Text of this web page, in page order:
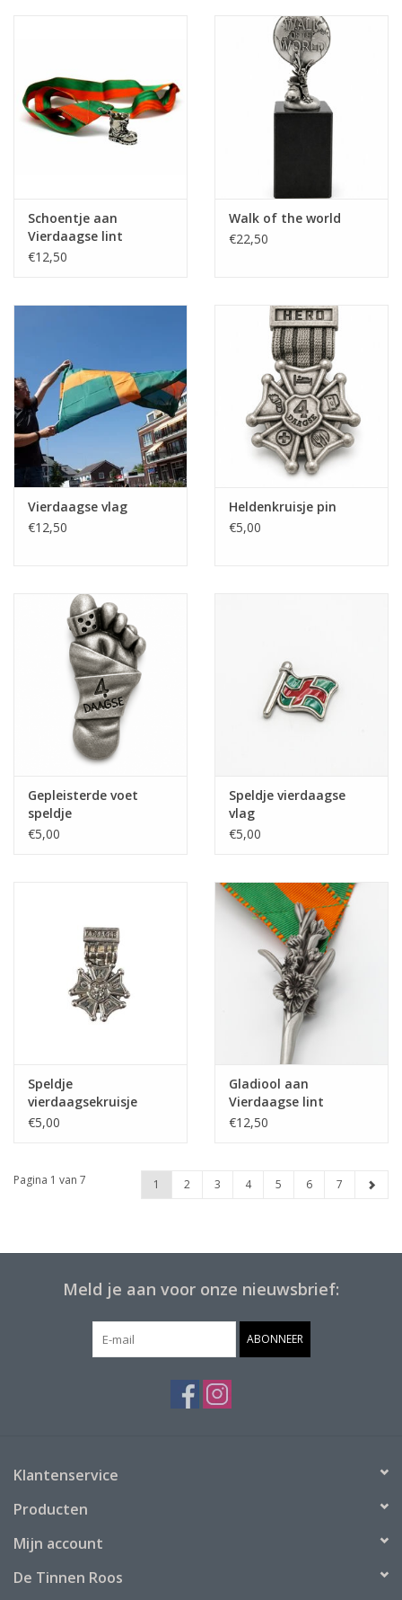
Schoentje aan
Vierdaagse lint
€12,50
Walk of the world
€22,50
Vierdaagse vlag
€12,50
Heldenkruisje pin
€5,00
Gepleisterde voet
speldje
€5,00
Speldje vierdaagse
vlag
€5,00
Speldje
vierdaagsekruisje
glanzend
€5,00
Gladiool aan
Vierdaagse lint
€12,50
Pagina 1 van 7 1 2 3 4 5 6 7
Meld je aan voor onze nieuwsbrief:
ABONNEER
Klantenservice
Producten
Mijn account
De Tinnen Roos